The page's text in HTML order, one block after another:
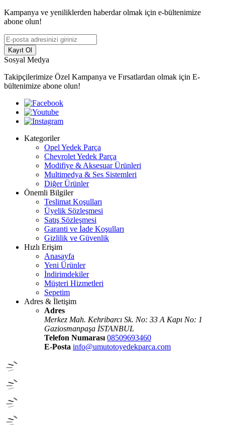
Kampanya ve yeniliklerden haberdar olmak için e-bültenimize
abone olun!
Kayıt Ol
Sosyal Medya
Takipçilerimize Özel Kampanya ve Fırsatlardan olmak için E-
bültenimize abone olun!
Kategoriler
Opel Yedek Parça
Chevrolet Yedek Parça
Modifiye & Aksesuar Ürünleri
Multimedya & Ses Sistemleri
Diğer Ürünler
Önemli Bilgiler
Teslimat Koşulları
Üyelik Sözleşmesi
Satış Sözleşmesi
Garanti ve İade Koşulları
Gizlilik ve Güvenlik
Hızlı Erişim
Anasayfa
Yeni Ürünler
İndirimdekiler
Müşteri Hizmetleri
Sepetim
Adres & İletişim
Adres
Merkez Mah. Kehribarcı Sk. No: 33 A Kapı No: 1
Gaziosmanpaşa İSTANBUL
Telefon Numarası 08509693460
E-Posta info@umutotoyedekparca.com